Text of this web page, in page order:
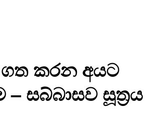
කරන අයට
සබ්බාසව සූත්‍රය